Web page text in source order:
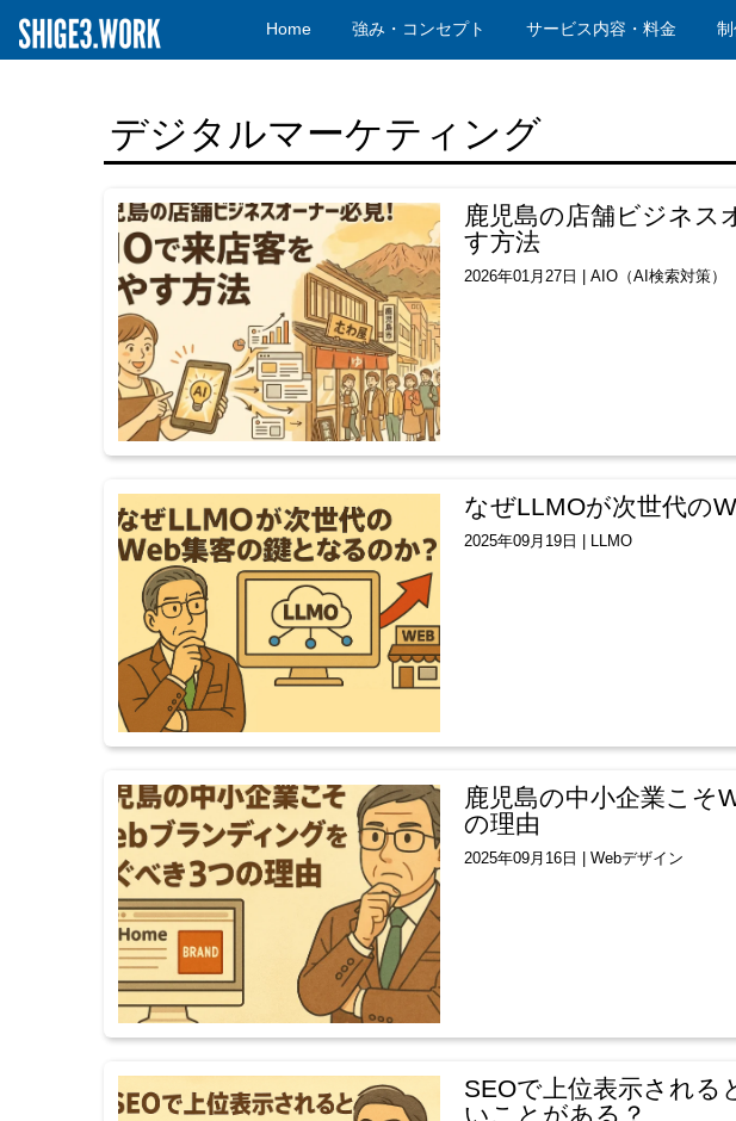
Home 強み・コンセプト サービス内容・料金
デジタルマーケティング
鹿児島の店舗ビジネス
す方法
2026年01月27日 AIO（AI検索対策）
なぜLLMOが次世代の
2025年09月19日 LLMO
鹿児島の中小企業こそ
の理由
2025年09月16日 Webデザイン
SEOで上位表示される
いことがある？